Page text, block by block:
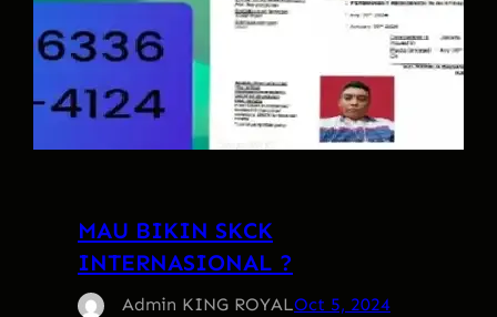
MAU BIKIN SKCK
INTERNASIONAL ?
Admin KING ROYALOct 5, 2024